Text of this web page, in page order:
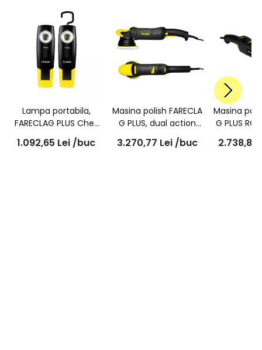
Lampa portabila,
FARECLAG PLUS Chek
Light, GPL006
1.092,65 Lei /buc
Masina polish FARECLA
G PLUS, dual action
(orbitala), orbita
15mm, penntru pad
3.270,77 Lei /buc
Masina
G PLUS
2.738,80